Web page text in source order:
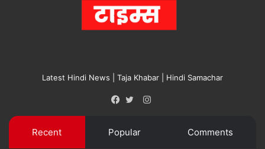
Latest Hindi News | Taja Khabar | Hindi Samachar
Instagram
Recent Popular Comments